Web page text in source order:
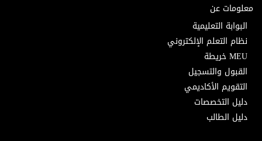
معلومات عن
البوابة التعليمية
نظام التعلم الإلكتروني
MEU خريطة
القبول والتسجيل
التقويم الأكاديمي
دليل التخصصات
دليل الطالب